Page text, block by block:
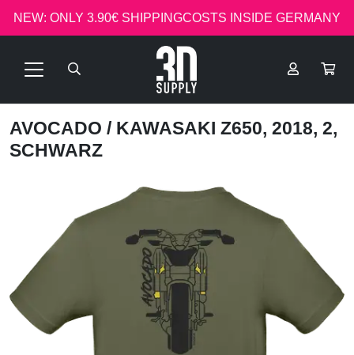
NEW: ONLY 3.90€ SHIPPINGCOSTS INSIDE GERMANY
AVOCADO / KAWASAKI Z650, 2018, 2,
SCHWARZ